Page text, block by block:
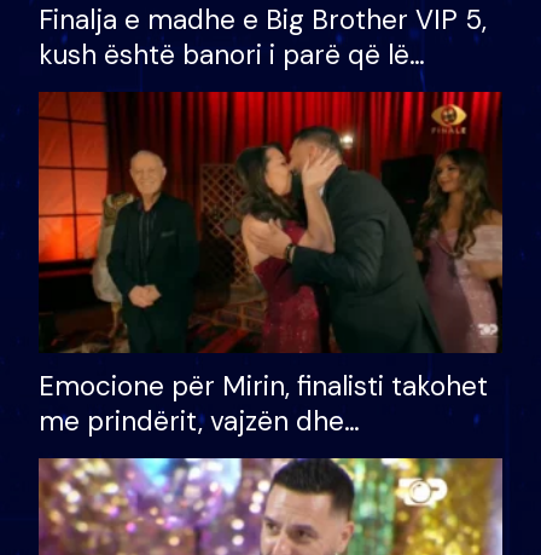
Finalja e madhe e Big Brother VIP 5,
kush është banori i parë që lë
shtëpinë dhe humb mundësinë për
të fituar çmimin e madh
Emocione për Mirin, finalisti takohet
me prindërit, vajzën dhe
bashkëshorten: S’kemi ndonjë letër
divorci apo jo?